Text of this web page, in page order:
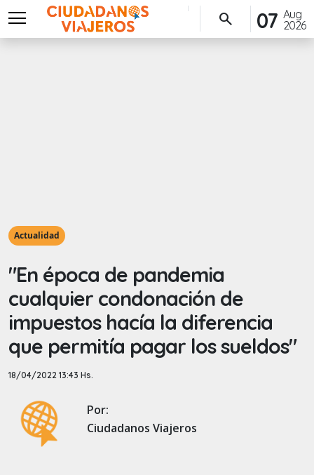
menu
Aug
2026
07
search
Actualidad
"En época de pandemia
cualquier condonación de
impuestos hacía la diferencia
que permitía pagar los sueldos"
18/04/2022 13:43 Hs.
Por:
Ciudadanos Viajeros